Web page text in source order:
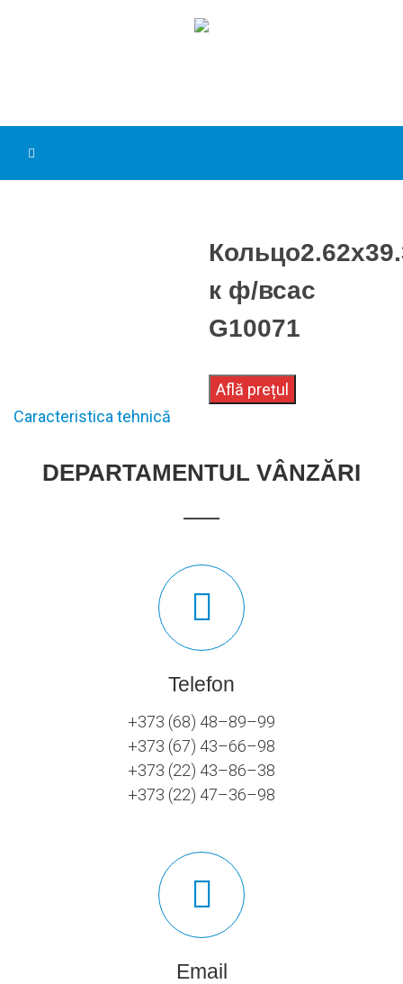
к ф/всас
G10071
Află prețul
Caracteristica tehnică
DEPARTAMENTUL VÂNZĂRI
Telefon
+373 (68) 48–89–99
+373 (67) 43–66–98
+373 (22) 43–86–38
+373 (22) 47–36–98
Email